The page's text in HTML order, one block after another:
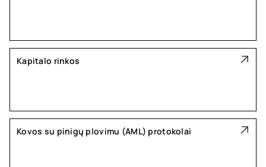
Kapitalo rinkos
Kovos su pinigų plovimu (AML) protokolai